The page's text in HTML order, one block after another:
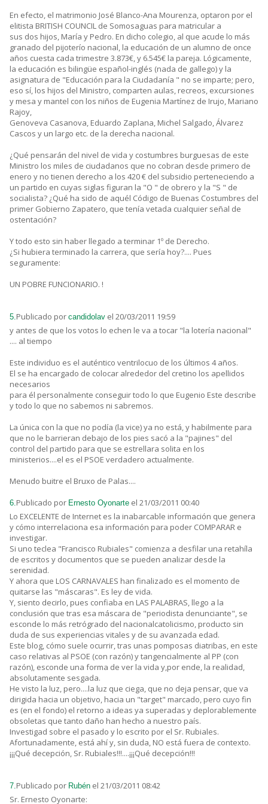
En efecto, el matrimonio José Blanco-Ana Mourenza, optaron por el
elitista BRITISH COUNCIL de Somosaguas para matricular a
sus dos hijos, María y Pedro. En dicho colegio, al que acude lo más
granado del pijoterío nacional, la educación de un alumno de once
años cuesta cada trimestre 3.873€, y 6.545€ la pareja. Lógicamente,
la educación es bilingüe español-inglés (nada de gallego) y la
asignatura de "Educación para la Ciudadanía " no se imparte; pero,
eso sí, los hijos del Ministro, comparten aulas, recreos, excursiones
y mesa y mantel con los niños de Eugenia Martínez de Irujo, Mariano
Rajoy,
Genoveva Casanova, Eduardo Zaplana, Michel Salgado, Álvarez
Cascos y un largo etc. de la derecha nacional.
¿Qué pensarán del nivel de vida y costumbres burguesas de este
Ministro los miles de ciudadanos que no cobran desde primero de
enero y no tienen derecho a los 420 € del subsidio perteneciendo a
un partido en cuyas siglas figuran la "O " de obrero y la "S " de
socialista? ¿Qué ha sido de aquél Código de Buenas Costumbres del
primer Gobierno Zapatero, que tenía vetada cualquier señal de
ostentación?
Y todo esto sin haber llegado a terminar 1º de Derecho.
¿Si hubiera terminado la carrera, que sería hoy?.... Pues
seguramente:
UN POBRE FUNCIONARIO. !
5.Publicado por candidolav el 20/03/2011 19:59
y antes de que los votos lo echen le va a tocar "la lotería nacional"
.... al tiempo
Este individuo es el auténtico ventrilocuo de los últimos 4 años.
El se ha encargado de colocar alrededor del cretino los apellidos
necesarios
para él personalmente conseguir todo lo que Eugenio Este describe
y todo lo que no sabemos ni sabremos.
La única con la que no podía (la vice) ya no está, y habilmente para
que no le barrieran debajo de los pies sacó a la "pajines" del
control del partido para que se estrellara solita en los
ministerios....el es el PSOE verdadero actualmente.
Menudo buitre el Bruxo de Palas....
6.Publicado por Ernesto Oyonarte el 21/03/2011 00:40
Lo EXCELENTE de Internet es la inabarcable información que genera
y cómo interrelaciona esa información para poder COMPARAR e
investigar.
Si uno teclea "Francisco Rubiales" comienza a desfilar una retahíla
de escritos y documentos que se pueden analizar desde la
serenidad.
Y ahora que LOS CARNAVALES han finalizado es el momento de
quitarse las "máscaras". Es ley de vida.
Y, siento decirlo, pues confiaba en LAS PALABRAS, llego a la
conclusión que tras esa máscara de "periodista denunciante", se
esconde lo más retrógrado del nacionalcatolicismo, producto sin
duda de sus experiencias vitales y de su avanzada edad.
Este blog, cómo suele ocurrir, tras unas pomposas diatribas, en este
caso relativas al PSOE (con razón) y tangencialmente al PP (con
razón), esconde una forma de ver la vida y,por ende, la realidad,
absolutamente sesgada.
He visto la luz, pero....la luz que ciega, que no deja pensar, que va
dirigida hacia un objetivo, hacia un "target" marcado, pero cuyo fin
es (en el fondo) el retorno a ideas ya superadas y deplorablemente
obsoletas que tanto daño han hecho a nuestro país.
Investigad sobre el pasado y lo escrito por el Sr. Rubiales.
Afortunadamente, está ahí y, sin duda, NO está fuera de contexto.
¡¡¡Qué decepción, Sr. Rubiales!!!....¡¡¡Qué decepción!!!
7.Publicado por Rubén el 21/03/2011 08:42
Sr. Ernesto Oyonarte: